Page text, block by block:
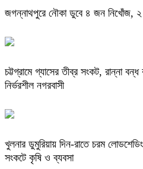
জগন্নাথপুরে নৌকা ডুবে ৪ জন নিখোঁজ, ২
চট্টগ্রামে গ্যাসের তীব্র সংকট, রান্না
নির্ভরশীল নগরবাসী
খুলনার ডুমুরিয়ায় দিন-রাতে চরম
সংকটে কৃষি ও ব্যবসা